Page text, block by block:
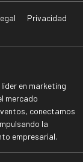
Privacidad
en marketing
mercado
conectamos
la
empresarial.